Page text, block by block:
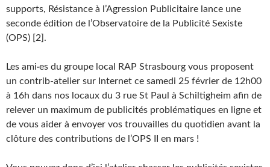
supports, Résistance à l’Agression Publicitaire lance une
seconde édition de l’Observatoire de la Publicité Sexiste
(OPS) [2].
Les ami·es du groupe local RAP Strasbourg vous proposent
un contrib-atelier sur Internet ce samedi 25 février de 12h00
à 16h dans nos locaux du 3 rue St Paul à Schiltigheim afin de
relever un maximum de publicités problématiques en ligne et
de vous aider à envoyer vos trouvailles du quotidien avant la
clôture des contributions de l’OPS II en mars !